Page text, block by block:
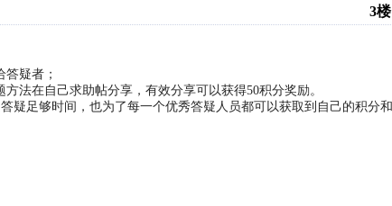
3楼
疑者；
法在自己求助帖分享，有效分享可以获得50积分奖励。
疑足够时间，也为了每一个优秀答疑人员都可以获取到自己的积分和